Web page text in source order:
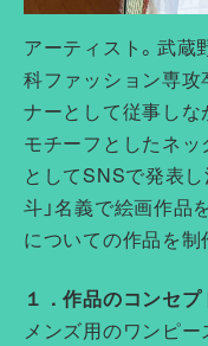
アーティスト。 武蔵
科ファッション専攻
ナーとして従事しな
モチーフとしたネッ
としてSNSで発表し
斗」名義で絵画作品
についての作品を制
１．作品のコンセ
メンズ用のワンピー